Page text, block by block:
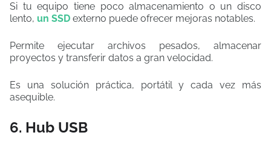
Si tu equipo tiene poco almacenamiento o un disco
lento, un SSD externo puede ofrecer mejoras notables.
Permite ejecutar archivos pesados, almacenar
proyectos y transferir datos a gran velocidad.
Es una solución práctica, portátil y cada vez más
asequible.
6. Hub USB